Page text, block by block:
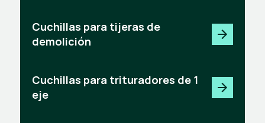
Cuchillas para tijeras de
demolición
Cuchillas para trituradores de 1
eje